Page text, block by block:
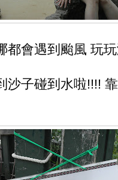
都會遇到颱風 玩
沙子碰到水啦!!!!